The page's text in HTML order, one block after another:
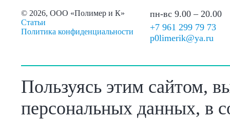
©2026, ООО «Полимер и К»
Статьи
Политика конфиденциальности
пн-вс 9.00 – 20.00
+7 961 299 79 73
p0limerik@ya.ru
Пользуясь этим сайтом,
персональных данных, в